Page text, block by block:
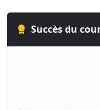
Succès du